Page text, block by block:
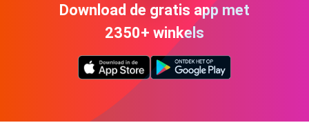
Download de gratis app met
2350+ winkels